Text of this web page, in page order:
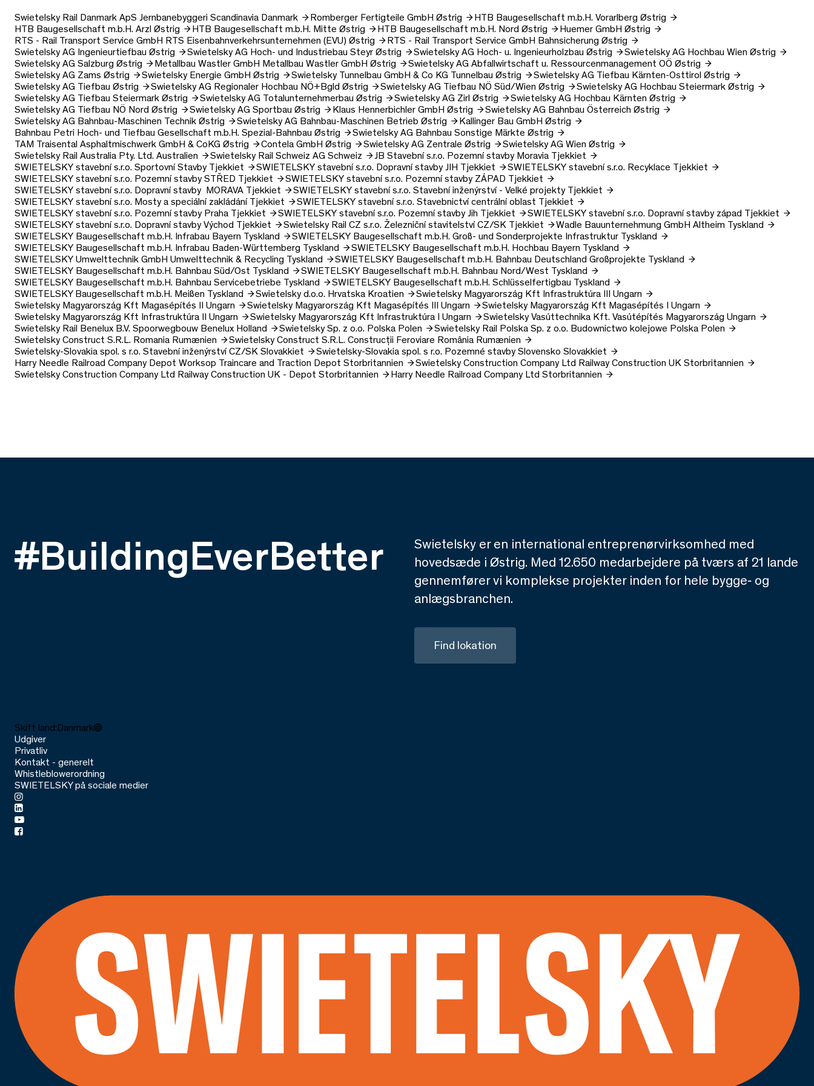
Swietelsky Rail Danmark ApS Jernbanebyggeri Scandinavia Danmark Romberger Fertigteile GmbH Østrig HTB Baugesellschaft m.b.H. Vorarlberg Østrig
HTB Baugesellschaft m.b.H. Arzl Østrig HTB Baugesellschaft m.b.H. Mitte Østrig HTB Baugesellschaft m.b.H. Nord Østrig Huemer GmbH Østrig
RTS - Rail Transport Service GmbH RTS Eisenbahnverkehrsunternehmen (EVU) Østrig RTS - Rail Transport Service GmbH Bahnsicherung Østrig
Swietelsky AG Ingenieurtiefbau Østrig Swietelsky AG Hoch- und Industriebau Steyr Østrig Swietelsky AG Hoch- u. Ingenieurholzbau Østrig Swietelsky AG Hochbau Wien Østrig
Swietelsky AG Salzburg Østrig Metallbau Wastler GmbH Metallbau Wastler GmbH Østrig Swietelsky AG Abfallwirtschaft u. Ressourcenmanagement OÖ Østrig
Swietelsky AG Zams Østrig Swietelsky Energie GmbH Østrig Swietelsky Tunnelbau GmbH & Co KG Tunnelbau Østrig Swietelsky AG Tiefbau Kärnten-Osttirol Østrig
Swietelsky AG Tiefbau Østrig Swietelsky AG Regionaler Hochbau NÖ+Bgld Østrig Swietelsky AG Tiefbau NÖ Süd/Wien Østrig Swietelsky AG Hochbau Steiermark Østrig
Swietelsky AG Tiefbau Steiermark Østrig Swietelsky AG Totalunternehmerbau Østrig Swietelsky AG Zirl Østrig Swietelsky AG Hochbau Kärnten Østrig
Swietelsky AG Tiefbau NÖ Nord Østrig Swietelsky AG Sportbau Østrig Klaus Hennerbichler GmbH Østrig Swietelsky AG Bahnbau Österreich Østrig
Swietelsky AG Bahnbau-Maschinen Technik Østrig Swietelsky AG Bahnbau-Maschinen Betrieb Østrig Kallinger Bau GmbH Østrig
Bahnbau Petri Hoch- und Tiefbau Gesellschaft m.b.H. Spezial-Bahnbau Østrig Swietelsky AG Bahnbau Sonstige Märkte Østrig
TAM Traisental Asphaltmischwerk GmbH & CoKG Østrig Contela GmbH Østrig Swietelsky AG Zentrale Østrig Swietelsky AG Wien Østrig
Swietelsky Rail Australia Pty. Ltd. Australien Swietelsky Rail Schweiz AG Schweiz JB Stavební s.r.o. Pozemní stavby Moravia Tjekkiet
SWIETELSKY stavební s.r.o. Sportovní Stavby Tjekkiet SWIETELSKY stavební s.r.o. Dopravní stavby JIH Tjekkiet SWIETELSKY stavební s.r.o. Recyklace Tjekkiet
SWIETELSKY stavební s.r.o. Pozemní stavby STŘED Tjekkiet SWIETELSKY stavební s.r.o. Pozemní stavby ZÁPAD Tjekkiet
SWIETELSKY stavební s.r.o. Dopravní stavby MORAVA Tjekkiet SWIETELSKY stavební s.r.o. Stavební inženýrství - Velké projekty Tjekkiet
SWIETELSKY stavební s.r.o. Mosty a speciální zakládání Tjekkiet SWIETELSKY stavební s.r.o. Stavebnictví centrální oblast Tjekkiet
SWIETELSKY stavební s.r.o. Pozemní stavby Praha Tjekkiet SWIETELSKY stavební s.r.o. Pozemní stavby Jih Tjekkiet SWIETELSKY stavební s.r.o. Dopravní stavby západ Tjekkiet
SWIETELSKY stavební s.r.o. Dopravní stavby Východ Tjekkiet Swietelsky Rail CZ s.r.o. Železniční stavitelství CZ/SK Tjekkiet Wadle Bauunternehmung GmbH Altheim Tyskland
SWIETELSKY Baugesellschaft m.b.H. Infrabau Bayern Tyskland SWIETELSKY Baugesellschaft m.b.H. Groß- und Sonderprojekte Infrastruktur Tyskland
SWIETELSKY Baugesellschaft m.b.H. Infrabau Baden-Württemberg Tyskland SWIETELSKY Baugesellschaft m.b.H. Hochbau Bayern Tyskland
SWIETELSKY Umwelttechnik GmbH Umwelttechnik & Recycling Tyskland SWIETELSKY Baugesellschaft m.b.H. Bahnbau Deutschland Großprojekte Tyskland
SWIETELSKY Baugesellschaft m.b.H. Bahnbau Süd/Ost Tyskland SWIETELSKY Baugesellschaft m.b.H. Bahnbau Nord/West Tyskland
SWIETELSKY Baugesellschaft m.b.H. Bahnbau Servicebetriebe Tyskland SWIETELSKY Baugesellschaft m.b.H. Schlüsselfertigbau Tyskland
SWIETELSKY Baugesellschaft m.b.H. Meißen Tyskland Swietelsky d.o.o. Hrvatska Kroatien Swietelsky Magyarország Kft Infrastruktúra III Ungarn
Swietelsky Magyarország Kft Magasépítés II Ungarn Swietelsky Magyarország Kft Magasépítés III Ungarn Swietelsky Magyarország Kft Magasépítés I Ungarn
Swietelsky Magyarország Kft Infrastruktúra II Ungarn Swietelsky Magyarország Kft Infrastruktúra I Ungarn Swietelsky Vasúttechnika Kft. Vasútépítés Magyarország Ungarn
Swietelsky Rail Benelux B.V. Spoorwegbouw Benelux Holland Swietelsky Sp. z o.o. Polska Polen Swietelsky Rail Polska Sp. z o.o. Budownictwo kolejowe Polska Polen
Swietelsky Construct S.R.L. Romania Rumænien Swietelsky Construct S.R.L. Construcții Feroviare România Rumænien
Swietelsky-Slovakia spol. s r.o. Stavební inženýrství CZ/SK Slovakkiet Swietelsky-Slovakia spol. s r.o. Pozemné stavby Slovensko Slovakkiet
Harry Needle Railroad Company Depot Worksop Traincare and Traction Depot Storbritannien Swietelsky Construction Company Ltd Railway Construction UK Storbritannien
Swietelsky Construction Company Ltd Railway Construction UK - Depot Storbritannien Harry Needle Railroad Company Ltd Storbritannien
#BuildingEverBetter
Swietelsky er en international entreprenørvirksomhed med
hovedsæde i Østrig. Med 12.650 medarbejdere på tværs af 21 lande
gennemfører vi komplekse projekter inden for hele bygge‑ og
anlægsbranchen.
Find lokation
Skift land:Danmark
Udgiver
Privatliv
Kontakt - generelt
Whistleblowerordning
SWIETELSKY på sociale medier